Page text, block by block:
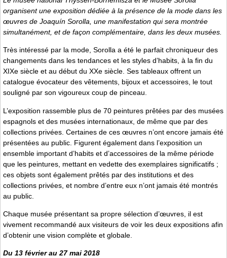
organisent une exposition dédiée à la présence de la mode dans les
œuvres de Joaquín Sorolla, une manifestation qui sera montrée
simultanément, et de façon complémentaire, dans les deux musées.
Très intéressé par la mode, Sorolla a été le parfait chroniqueur des
changements dans les tendances et les styles d’habits, à la fin du
XIXe siècle et au début du XXe siècle. Ses tableaux offrent un
catalogue évocateur des vêtements, bijoux et accessoires, le tout
souligné par son vigoureux coup de pinceau.
L’exposition rassemble plus de 70 peintures prêtées par des musées
espagnols et des musées internationaux, de même que par des
collections privées. Certaines de ces œuvres n’ont encore jamais été
présentées au public. Figurent également dans l’exposition un
ensemble important d’habits et d’accessoires de la même période
que les peintures, mettant en vedette des exemplaires significatifs ;
ces objets sont également prêtés par des institutions et des
collections privées, et nombre d’entre eux n’ont jamais été montrés
au public.
Chaque musée présentant sa propre sélection d’œuvres, il est
vivement recommandé aux visiteurs de voir les deux expositions afin
d’obtenir une vision complète et globale.
Du 13 février au 27 mai 2018